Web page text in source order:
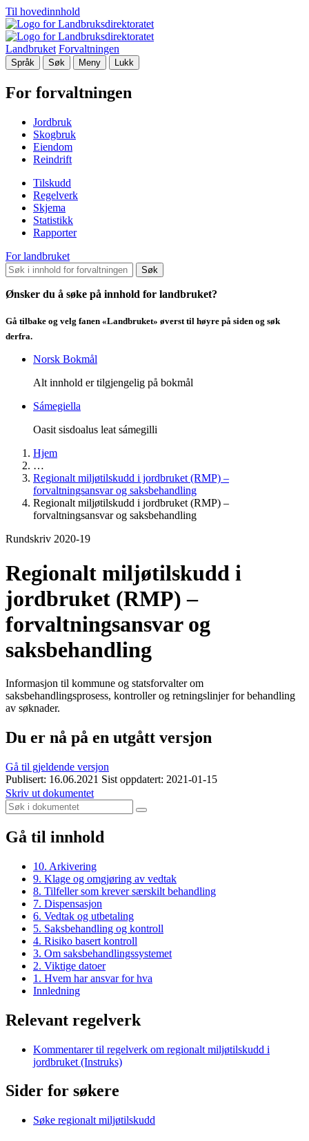
Til hovedinnhold
Landbruket Forvaltningen
Språk Søk Meny Lukk
For forvaltningen
Jordbruk
Skogbruk
Eiendom
Reindrift
Tilskudd
Regelverk
Skjema
Statistikk
Rapporter
For landbruket
Søk
Ønsker du å søke på innhold for landbruket?
Gå tilbake og velg fanen «Landbruket» øverst til høyre på siden og søk
derfra.
Norsk Bokmål
Alt innhold er tilgjengelig på bokmål
Sámegiella
Oasit sisdoalus leat sámegilli
Hjem
…
Regionalt miljøtilskudd i jordbruket (RMP) –
forvaltningsansvar og saksbehandling
Regionalt miljøtilskudd i jordbruket (RMP) –
forvaltningsansvar og saksbehandling
Rundskriv 2020-19
Regionalt miljøtilskudd i
jordbruket (RMP) –
forvaltningsansvar og
saksbehandling
Informasjon til kommune og statsforvalter om
saksbehandlingsprosess, kontroller og retningslinjer for behandling
av søknader.
Du er nå på en utgått versjon
Gå til gjeldende versjon
Publisert: 16.06.2021 Sist oppdatert: 2021-01-15
Skriv ut dokumentet
Gå til innhold
10. Arkivering
9. Klage og omgjøring av vedtak
8. Tilfeller som krever særskilt behandling
7. Dispensasjon
6. Vedtak og utbetaling
5. Saksbehandling og kontroll
4. Risiko basert kontroll
3. Om saksbehandlingssystemet
2. Viktige datoer
1. Hvem har ansvar for hva
Innledning
Relevant regelverk
Kommentarer til regelverk om regionalt miljøtilskudd i
jordbruket (Instruks)
Sider for søkere
Søke regionalt miljøtilskudd